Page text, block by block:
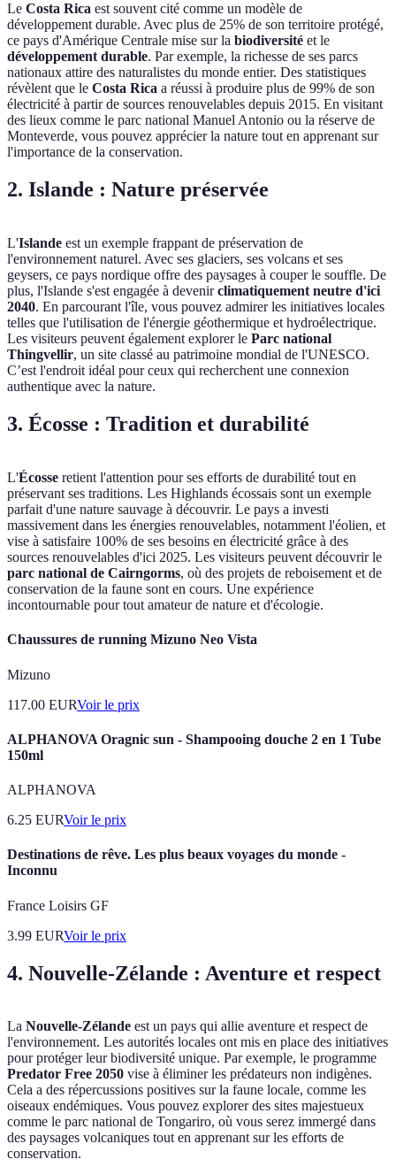
Le Costa Rica est souvent cité comme un modèle de
développement durable. Avec plus de 25% de son territoire protégé,
ce pays d'Amérique Centrale mise sur la biodiversité et le
développement durable. Par exemple, la richesse de ses parcs
nationaux attire des naturalistes du monde entier. Des statistiques
révèlent que le Costa Rica a réussi à produire plus de 99% de son
électricité à partir de sources renouvelables depuis 2015. En visitant
des lieux comme le parc national Manuel Antonio ou la réserve de
Monteverde, vous pouvez apprécier la nature tout en apprenant sur
l'importance de la conservation.
2. Islande : Nature préservée
L'Islande est un exemple frappant de préservation de
l'environnement naturel. Avec ses glaciers, ses volcans et ses
geysers, ce pays nordique offre des paysages à couper le souffle. De
plus, l'Islande s'est engagée à devenirclimatiquement neutre d'ici
2040. En parcourant l'île, vous pouvez admirer les initiatives locales
telles que l'utilisation de l'énergie géothermique et hydroélectrique.
Les visiteurs peuvent également explorer le Parc national
Thingvellir, un site classé au patrimoine mondial de l'UNESCO.
C’est l'endroit idéal pour ceux qui recherchent une connexion
authentique avec la nature.
3. Écosse : Tradition et durabilité
L'Écosse retient l'attention pour ses efforts de durabilité tout en
préservant ses traditions. Les Highlands écossais sont un exemple
parfait d'une nature sauvage à découvrir. Le pays a investi
massivement dans les énergies renouvelables, notamment l'éolien, et
vise à satisfaire 100% de ses besoins en électricité grâce à des
sources renouvelables d'ici 2025. Les visiteurs peuvent découvrir le
parc national de Cairngorms, où des projets de reboisement et de
conservation de la faune sont en cours. Une expérience
incontournable pour tout amateur de nature et d'écologie.
Chaussures de running Mizuno Neo Vista
Mizuno
117.00 EURVoir le prix
ALPHANOVA Oragnic sun - Shampooing douche 2 en 1 Tube
150ml
ALPHANOVA
6.25 EURVoir le prix
Destinations de rêve. Les plus beaux voyages du monde -
Inconnu
France Loisirs GF
3.99 EURVoir le prix
4. Nouvelle-Zélande : Aventure et respect
La Nouvelle-Zélande est un pays qui allie aventure et respect de
l'environnement. Les autorités locales ont mis en place des initiatives
pour protéger leur biodiversité unique. Par exemple, le programme
Predator Free 2050 vise à éliminer les prédateurs non indigènes.
Cela a des répercussions positives sur la faune locale, comme les
oiseaux endémiques. Vous pouvez explorer des sites majestueux
comme le parc national de Tongariro, où vous serez immergé dans
des paysages volcaniques tout en apprenant sur les efforts de
conservation.